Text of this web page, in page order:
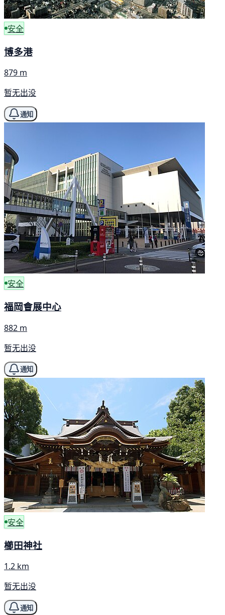
安全
博多港
879 m
暂无出没
通知
安全
福岡會展中心
882 m
暂无出没
通知
安全
櫛田神社
1.2 km
暂无出没
通知